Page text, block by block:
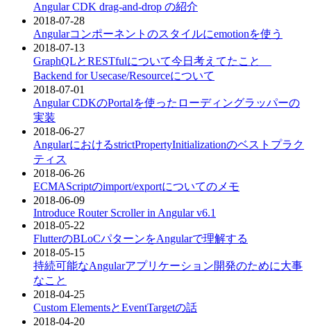
Angular CDK drag-and-drop の紹介
2018-07-28
Angularコンポーネントのスタイルにemotionを使う
2018-07-13
GraphQLとRESTfulについて今日考えてたこと
Backend for Usecase/Resourceについて
2018-07-01
Angular CDKのPortalを使ったローディングラッパーの
実装
2018-06-27
AngularにおけるstrictPropertyInitializationのベストプラク
ティス
2018-06-26
ECMAScriptのimport/exportについてのメモ
2018-06-09
Introduce Router Scroller in Angular v6.1
2018-05-22
FlutterのBLoCパターンをAngularで理解する
2018-05-15
持続可能なAngularアプリケーション開発のために大事
なこと
2018-04-25
Custom ElementsとEventTargetの話
2018-04-20